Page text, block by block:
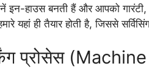
इन-हाउस बनती हैं और आपको गारंटी,
यहां ही तैयार होती है, जिससे
प्रोसेस